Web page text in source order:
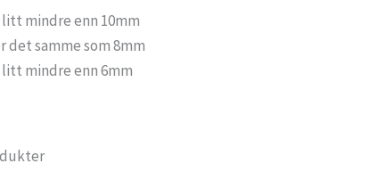
litt mindre enn 10mm
det samme som 8mm
litt mindre enn 6mm